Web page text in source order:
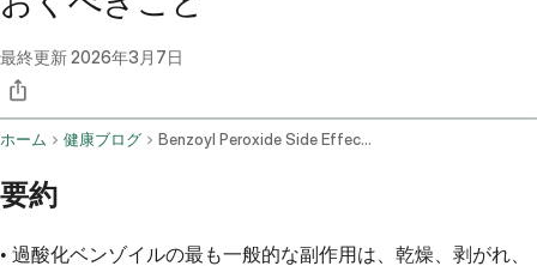
最終更新2026年3月7日
ホーム 健康ブログ Benzoyl Peroxide Side Effects
要約
• 過酸化ベンゾイルの最も一般的な副作用は、乾燥、剥がれ、